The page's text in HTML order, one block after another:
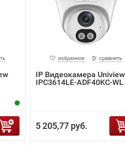
избранное сравнить
IP Видеокамера Uniview
IPC3614LE-ADF40KC-WL
5 205,77 руб.